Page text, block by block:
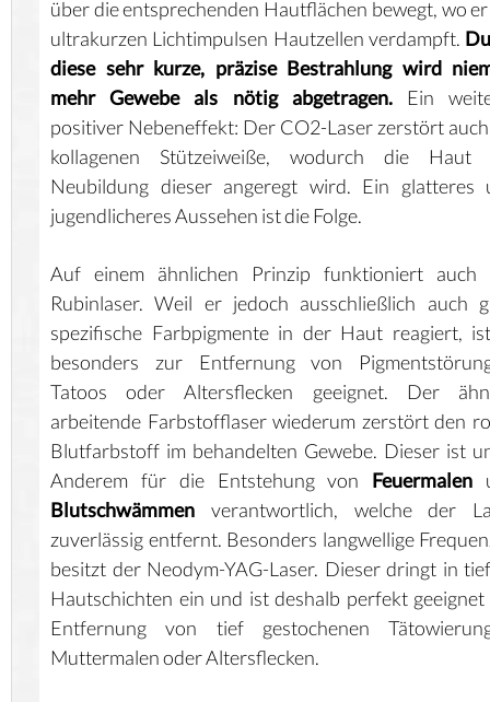
über die entsprechenden Hautflächen bewegt, wo
ultrakurzen Lichtimpulsen Hautzellen verdampft.
diese sehr kurze, präzise Bestrahlung wird
mehr Gewebe als nötig abgetragen.Ein
positiver Nebeneffekt: Der CO2-Laser zerstört
kollagenen Stützeiweiße, wodurch die Haut
Neubildung dieser angeregt wird. Ein glatteres
jugendlicheres Aussehen ist die Folge.
Auf einem ähnlichen Prinzip funktioniert auch
Rubinlaser. Weil er jedoch ausschließlich auch
spezifische Farbpigmente in der Haut reagiert,
besonders zur Entfernung von
Tatoos oder Altersflecken geeignet. Der
arbeitende Farbstofflaser wiederum zerstört den
Blutfarbstoff im behandelten Gewebe. Dieser ist
Anderem für die Entstehung von Feuermalen
Blutschwämmen verantwortlich, welche der
zuverlässig entfernt. Besonders langwellige
besitzt der Neodym-YAG-Laser. Dieser dringt in
Hautschichten ein und ist deshalb perfekt
Entfernung von tief gestochenen
Muttermalen oder Altersflecken.